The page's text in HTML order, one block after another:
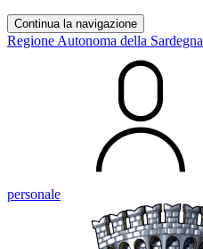
Continua la navigazione
Regione Autonoma della Sardegna
personale